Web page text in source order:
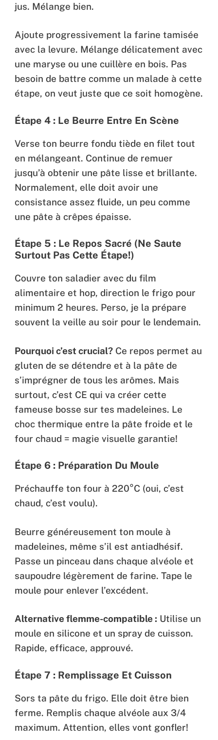
jus. Mélange bien.
Ajoute progressivement la farine tamisée
avec la levure. Mélange délicatement avec
une maryse ou une cuillère en bois. Pas
besoin de battre comme un malade à cette
étape, on veut juste que ce soit homogène.
Étape 4 : Le Beurre Entre En Scène
Verse ton beurre fondu tiède en filet tout
en mélangeant. Continue de remuer
jusqu’à obtenir une pâte lisse et brillante.
Normalement, elle doit avoir une
consistance assez fluide, un peu comme
une pâte à crêpes épaisse.
Étape 5 : Le Repos Sacré (Ne Saute
Surtout Pas Cette Étape!)
Couvre ton saladier avec du film
alimentaire et hop, direction le frigo pour
minimum 2 heures. Perso, je la prépare
souvent la veille au soir pour le lendemain.
Pourquoi c’est crucial? Ce repos permet au
gluten de se détendre et à la pâte de
s’imprégner de tous les arômes. Mais
surtout, c’est CE qui va créer cette
fameuse bosse sur tes madeleines. Le
choc thermique entre la pâte froide et le
four chaud = magie visuelle garantie!
Étape 6 : Préparation Du Moule
Préchauffe ton four à 220°C (oui, c’est
chaud, c’est voulu).
Beurre généreusement ton moule à
madeleines, même s’il est antiadhésif.
Passe un pinceau dans chaque alvéole et
saupoudre légèrement de farine. Tape le
moule pour enlever l’excédent.
Alternative flemme-compatible : Utilise un
moule en silicone et un spray de cuisson.
Rapide, efficace, approuvé.
Étape 7 : Remplissage Et Cuisson
Sors ta pâte du frigo. Elle doit être bien
ferme. Remplis chaque alvéole aux 3/4
maximum. Attention, elles vont gonfler!